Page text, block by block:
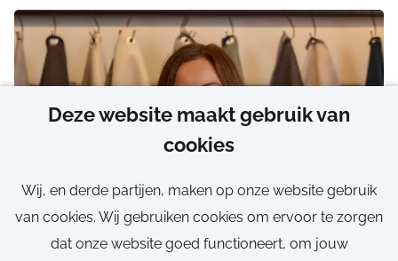
Deze website maakt gebruik van
cookies
Wij, en derde partijen, maken op onze website gebruik
van cookies. Wij gebruiken cookies om ervoor te zorgen
dat onze website goed functioneert, om jouw
Parttime
Gent